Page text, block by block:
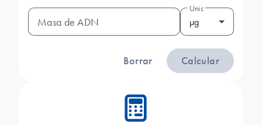
Masa de ADN
Unidad
μg
Calcular
Borrar
icon_0330_cc_gen_calculator-s